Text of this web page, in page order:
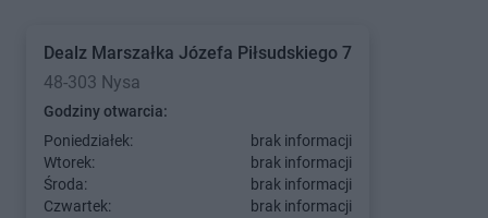
Dealz Marszałka Józefa Piłsudskiego 7
48-303 Nysa
Godziny otwarcia:
Poniedziałek:
brak informacji
Wtorek:
brak informacji
Środa:
brak informacji
Czwartek:
brak informacji